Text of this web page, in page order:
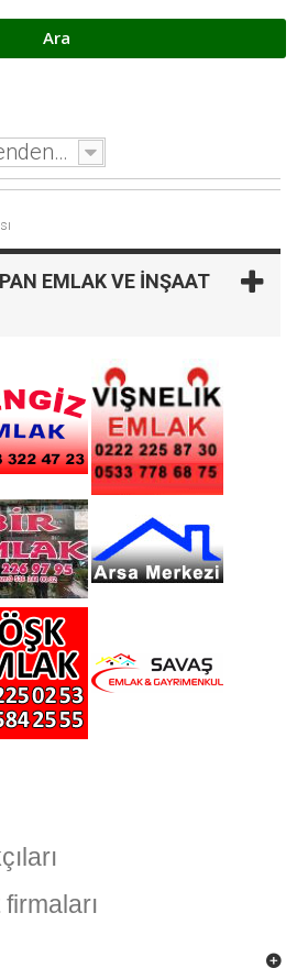
Son Eklenenden - Eskiye
EMLAK VE İNŞAAT